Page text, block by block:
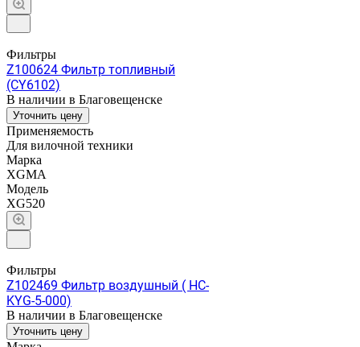
Фильтры
Z100624 Фильтр топливный
(CY6102)
В наличии в Благовещенске
Уточнить цену
Применяемость
Для вилочной техники
Марка
XGMA
Модель
XG520
Фильтры
Z102469 Фильтр воздушный ( HC-
KYG-5-000)
В наличии в Благовещенске
Уточнить цену